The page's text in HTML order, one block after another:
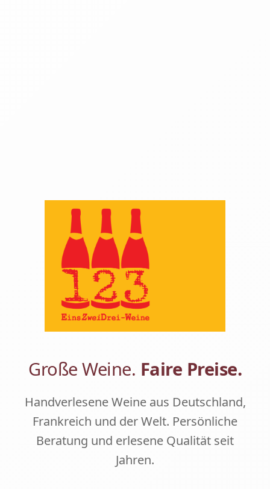
Große Weine. Faire Preise.
Handverlesene Weine aus Deutschland,
Frankreich und der Welt. Persönliche
Beratung und erlesene Qualität seit
Jahren.